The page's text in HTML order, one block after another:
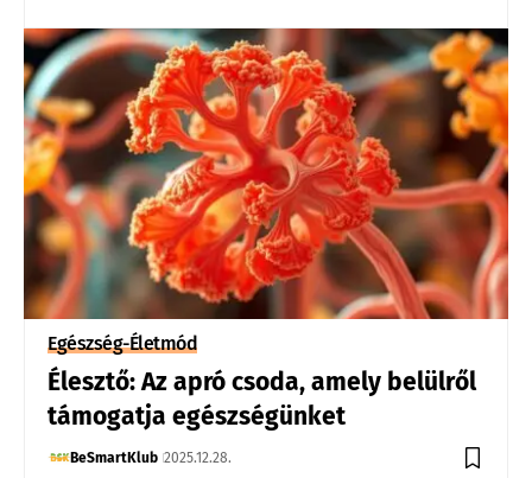
Egészség-Életmód
Élesztő: Az apró csoda, amely belülről
támogatja egészségünket
BeSmartKlub 2025.12.28.